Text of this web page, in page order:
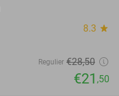
8.3 star
Regulier €28,50
€21 ,50